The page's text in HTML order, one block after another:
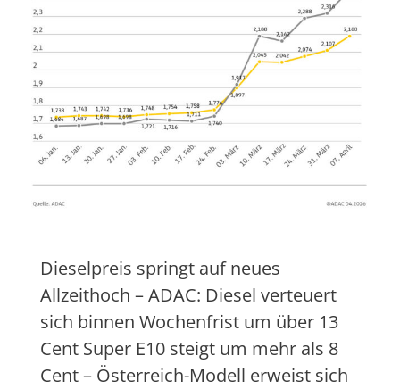
Dieselpreis springt auf neues
Allzeithoch – ADAC: Diesel verteuert
sich binnen Wochenfrist um über 13
Cent Super E10 steigt um mehr als 8
Cent – Österreich-Modell erweist sich